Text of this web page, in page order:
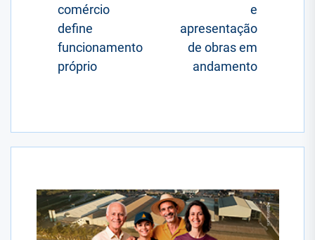
anterior:comércio
define
funcionamento
próprio
e
apresentação
de obras em
andamento